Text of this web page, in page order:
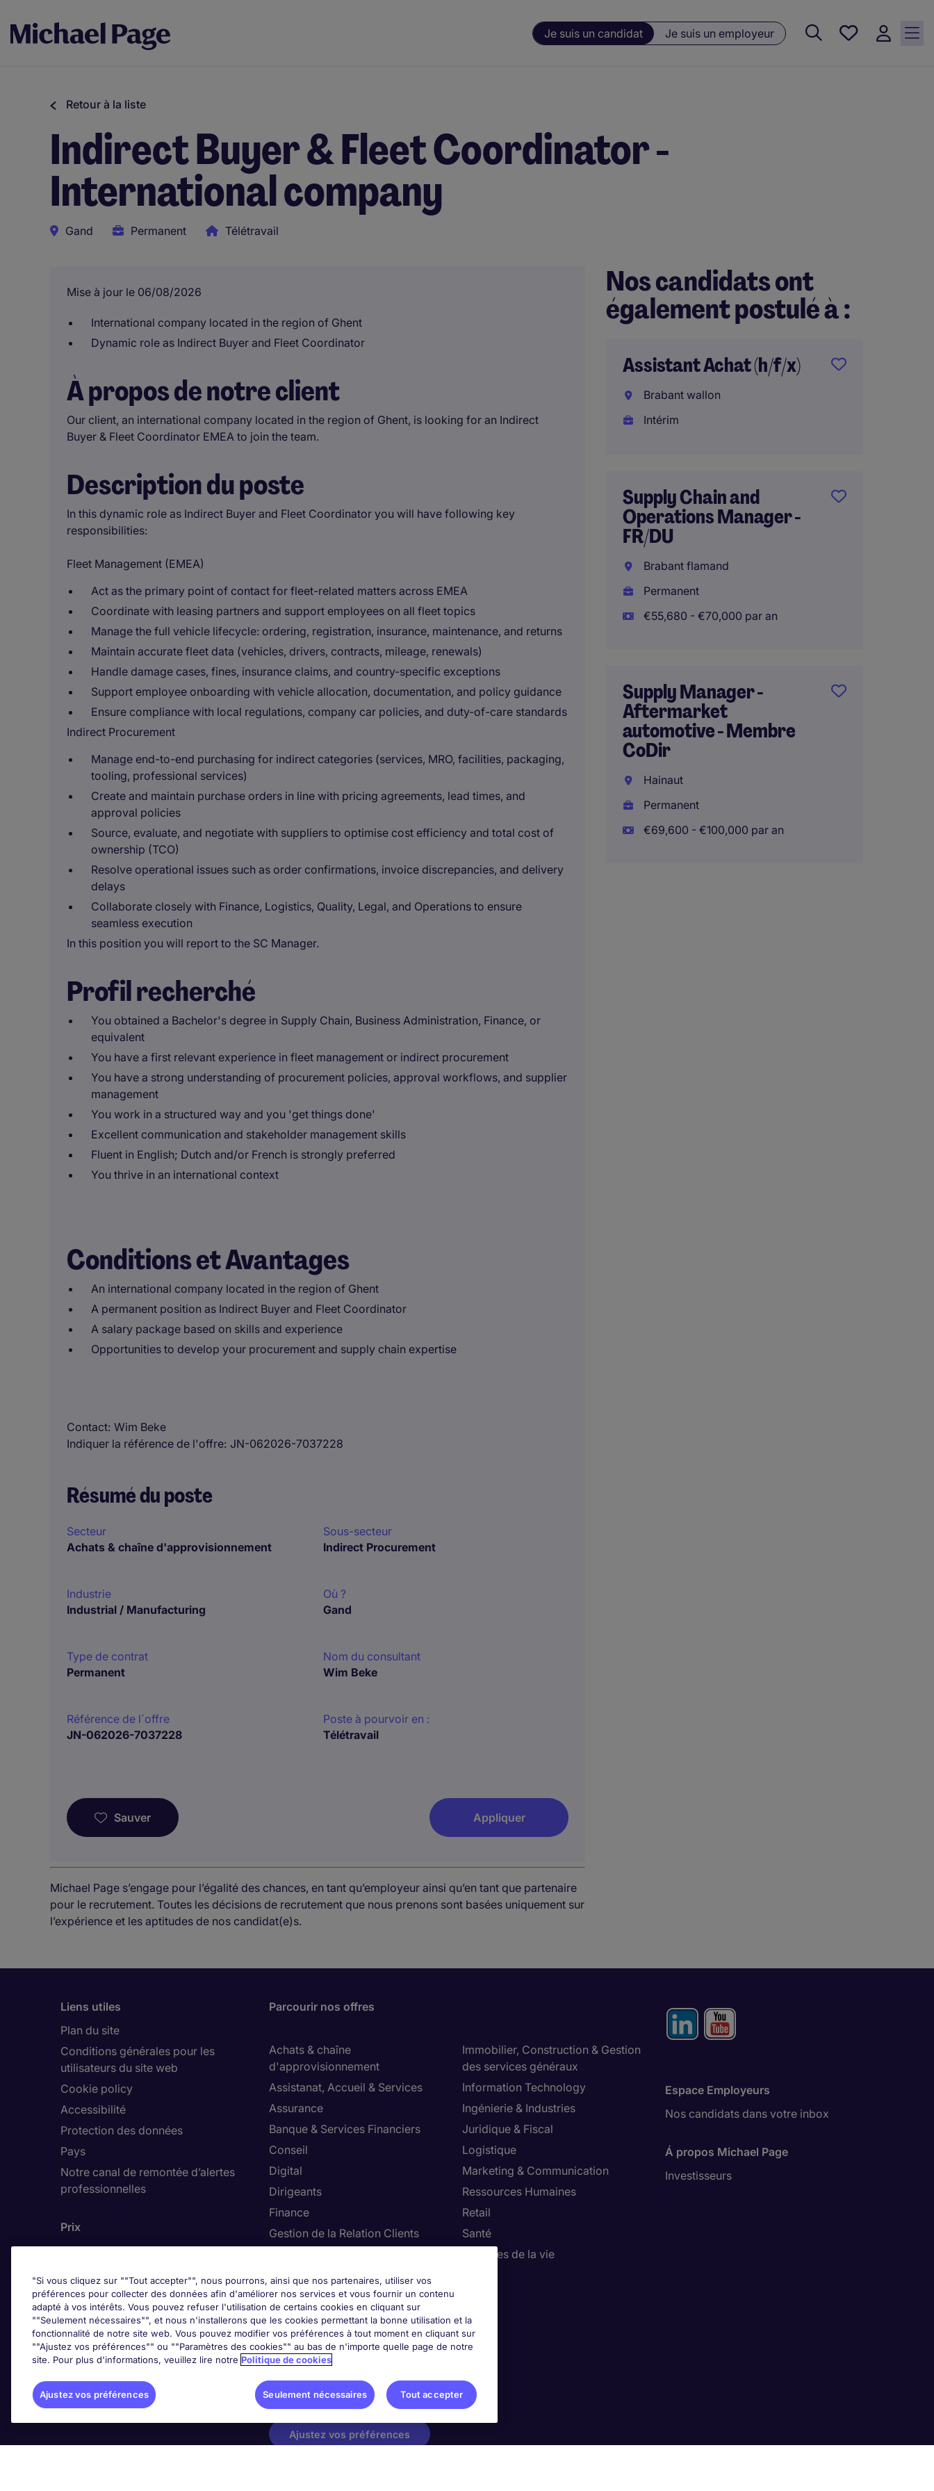
Je suis un candidat Je suis un employeur
Favoris, 0
Retour à la liste
Indirect Buyer & Fleet Coordinator -
International company
Gand Permanent Télétravail
Mise à jour le 06/08/2026
International company located in the region of Ghent
Dynamic role as Indirect Buyer and Fleet Coordinator
À propos de notre client
Our client, an international company located in the region of Ghent, is looking for an Indirect
Buyer & Fleet Coordinator EMEA to join the team.
Description du poste
In this dynamic role as Indirect Buyer and Fleet Coordinator you will have following key
responsibilities:
Fleet Management (EMEA)
Act as the primary point of contact for fleet-related matters across EMEA
Coordinate with leasing partners and support employees on all fleet topics
Manage the full vehicle lifecycle: ordering, registration, insurance, maintenance, and returns
Maintain accurate fleet data (vehicles, drivers, contracts, mileage, renewals)
Handle damage cases, fines, insurance claims, and country-specific exceptions
Support employee onboarding with vehicle allocation, documentation, and policy guidance
Ensure compliance with local regulations, company car policies, and duty-of-care standards
Indirect Procurement
Manage end-to-end purchasing for indirect categories (services, MRO, facilities, packaging,
tooling, professional services)
Create and maintain purchase orders in line with pricing agreements, lead times, and
approval policies
Source, evaluate, and negotiate with suppliers to optimise cost efficiency and total cost of
ownership (TCO)
Resolve operational issues such as order confirmations, invoice discrepancies, and delivery
delays
Collaborate closely with Finance, Logistics, Quality, Legal, and Operations to ensure
seamless execution
In this position you will report to the SC Manager.
Profil recherché
You obtained a Bachelor's degree in Supply Chain, Business Administration, Finance, or
equivalent
You have a first relevant experience in fleet management or indirect procurement
You have a strong understanding of procurement policies, approval workflows, and supplier
management
You work in a structured way and you 'get things done'
Excellent communication and stakeholder management skills
Fluent in English; Dutch and/or French is strongly preferred
You thrive in an international context
Conditions et Avantages
An international company located in the region of Ghent
A permanent position as Indirect Buyer and Fleet Coordinator
A salary package based on skills and experience
Opportunities to develop your procurement and supply chain expertise
Contact Wim Beke
Indiquer la référence de l'offre JN-062026-7037228
Résumé du poste
Secteur
Achats & chaîne d'approvisionnement
Sous-secteur
Indirect Procurement
Industrie
Industrial / Manufacturing
Où ?
Gand
Type de contrat
Permanent
Nom du consultant
Wim Beke
Référence de l´offre
JN-062026-7037228
Poste à pourvoir en :
Télétravail
Sauver Appliquer
Michael Page s’engage pour l’égalité des chances, en tant qu’employeur ainsi qu’en tant que partenaire
pour le recrutement. Toutes les décisions de recrutement que nous prenons sont basées uniquement sur
l’expérience et les aptitudes de nos candidat(e)s.
Nos candidats ont
également postulé à :
Assistant Achat (h/f/x)
Brabant wallon
Intérim
Supply Chain and
Operations Manager -
FR/DU
Brabant flamand
Permanent
€55,680 - €70,000 par an
Supply Manager -
Aftermarket
automotive - Membre
CoDir
Hainaut
Permanent
€69,600 - €100,000 par an
Liens utiles
Plan du site
Conditions générales pour les
utilisateurs du site web
Cookie policy
Accessibilité
Protection des données
Pays
Notre canal de remontée d’alertes
professionnelles
Prix
Parcourir nos offres
Achats & chaîne
d'approvisionnement
Assistanat, Accueil & Services
Assurance
Banque & Services Financiers
Conseil
Digital
Dirigeants
Finance
Gestion de la Relation Clients
Immobilier, Construction & Gestion
des services généraux
Information Technology
Ingénierie & Industries
Juridique & Fiscal
Logistique
Marketing & Communication
Ressources Humaines
Retail
Santé
Sciences de la vie
Trends
Ajustez vos préférences
Espace Employeurs
Nos candidats dans votre inbox
Á propos Michael Page
Investisseurs
"Si vous cliquez sur ""Tout accepter"", nous pourrons, ainsi que nos partenaires, utiliser vos
préférences pour collecter des données afin d'améliorer nos services et vous fournir un contenu
adapté à vos intérêts. Vous pouvez refuser l'utilisation de certains cookies en cliquant sur
""Seulement nécessaires"", et nous n'installerons que les cookies permettant la bonne utilisation et la
fonctionnalité de notre site web. Vous pouvez modifier vos préférences à tout moment en cliquant sur
""Ajustez vos préférences"" ou ""Paramètres des cookies"" au bas de n'importe quelle page de notre
site. Pour plus d'informations, veuillez lire notre Politique de cookies
Ajustez vos préférences Seulement nécessaires Tout accepter